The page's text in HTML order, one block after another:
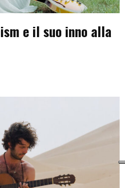
e il suo inno alla